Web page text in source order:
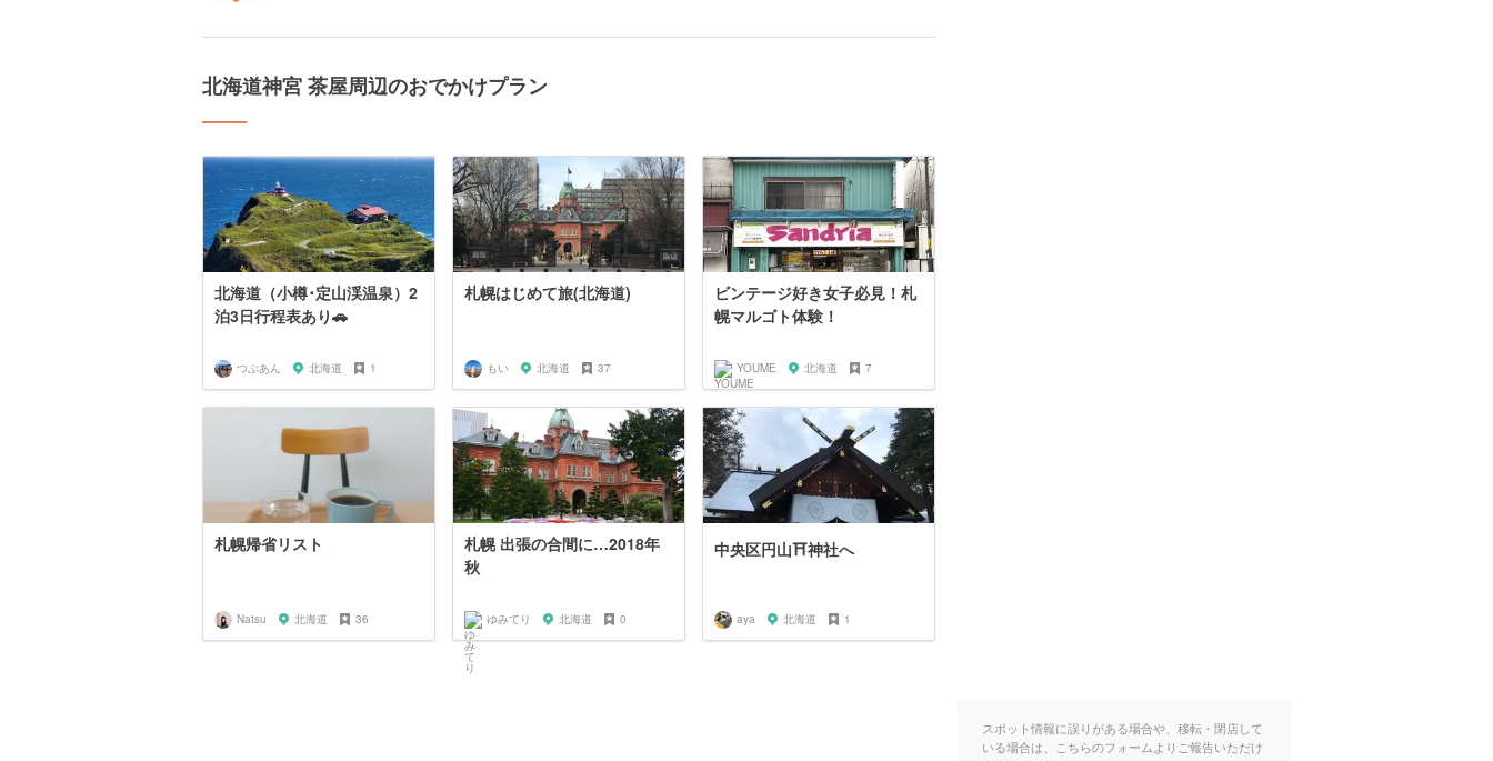
北海道神宮 茶屋周辺のおでかけプラン
北海道（小樽･定山渓温泉）2
泊3日行程表あり🚗
つぶあん 北海道 1
札幌はじめて旅(北海道)
もい 北海道 37
ビンテージ好き女子必見！札
幌マルゴト体験！
YOUME 北海道 7
札幌帰省リスト
Natsu 北海道 36
札幌 出張の合間に…2018年
秋
ゆみてり 北海道 0
中央区円山⛩神社へ
aya 北海道 1
スポット情報に誤りがある場合や、移転・閉店して
いる場合は、こちらのフォームよりご報告いただけ